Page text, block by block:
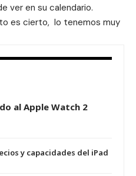
ver en su calendario.
es cierto, lo tenemos muy
al Apple Watch 2
y capacidades del iPad